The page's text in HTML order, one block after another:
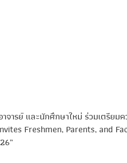
ารย์ และนักศึกษาใหม่ ร่วมเตรียมค
Freshmen, Parents, and